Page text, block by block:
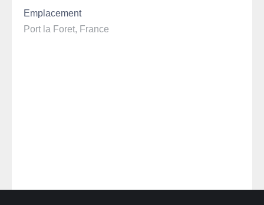
Emplacement
Port la Foret, France